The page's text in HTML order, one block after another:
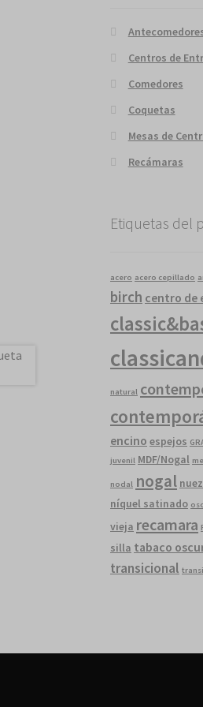
Centros de
Comedores
Coquetas
Mesas de
Recámaras
Etiquetas del
acero acero cepillado
birch centro de
natural
encino espejos
juvenil MDF/Nogal
nodal nogal nuez
níquel satinado
vieja recamara
silla tabaco
transicional